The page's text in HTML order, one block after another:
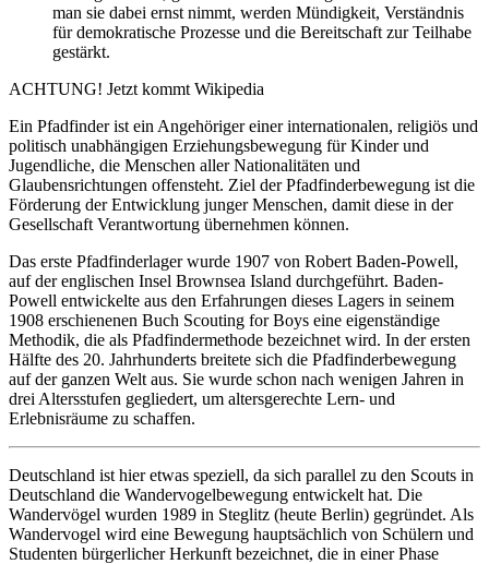
man sie dabei ernst nimmt, werden Mündigkeit, Verständnis
für demokratische Prozesse und die Bereitschaft zur Teilhabe
gestärkt.
ACHTUNG! Jetzt kommt Wikipedia
Ein Pfadfinder ist ein Angehöriger einer internationalen, religiös und
politisch unabhängigen Erziehungsbewegung für Kinder und
Jugendliche, die Menschen aller Nationalitäten und
Glaubensrichtungen offensteht. Ziel der Pfadfinderbewegung ist die
Förderung der Entwicklung junger Menschen, damit diese in der
Gesellschaft Verantwortung übernehmen können.
Das erste Pfadfinderlager wurde 1907 von Robert Baden-Powell,
auf der englischen Insel Brownsea Island durchgeführt. Baden-
Powell entwickelte aus den Erfahrungen dieses Lagers in seinem
1908 erschienenen Buch Scouting for Boys eine eigenständige
Methodik, die als Pfadfindermethode bezeichnet wird. In der ersten
Hälfte des 20. Jahrhunderts breitete sich die Pfadfinderbewegung
auf der ganzen Welt aus. Sie wurde schon nach wenigen Jahren in
drei Altersstufen gegliedert, um altersgerechte Lern- und
Erlebnisräume zu schaffen.
Deutschland ist hier etwas speziell, da sich parallel zu den Scouts in
Deutschland die Wandervogelbewegung entwickelt hat. Die
Wandervögel wurden 1989 in Steglitz (heute Berlin) gegründet. Als
Wandervogel wird eine Bewegung hauptsächlich von Schülern und
Studenten bürgerlicher Herkunft bezeichnet, die in einer Phase